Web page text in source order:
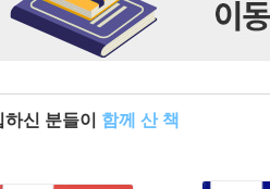
신 분들이 함께 산 책